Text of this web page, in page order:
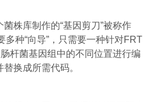
株库制作的“基因剪刀”被称作
种“向导”，只需要一种针对FRT
杆菌基因组中的不同位置进行编
换成所需代码。